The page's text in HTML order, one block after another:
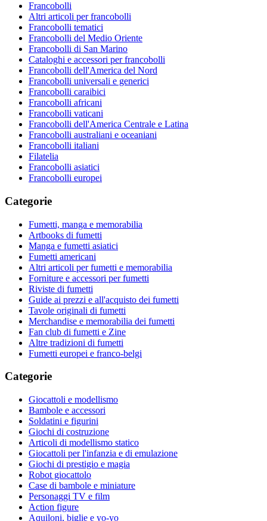
Francobolli
Altri articoli per francobolli
Francobolli tematici
Francobolli del Medio Oriente
Francobolli di San Marino
Cataloghi e accessori per francobolli
Francobolli dell'America del Nord
Francobolli universali e generici
Francobolli caraibici
Francobolli africani
Francobolli vaticani
Francobolli dell'America Centrale e Latina
Francobolli australiani e oceaniani
Francobolli italiani
Filatelia
Francobolli asiatici
Francobolli europei
Categorie
Fumetti, manga e memorabilia
Artbooks di fumetti
Manga e fumetti asiatici
Fumetti americani
Altri articoli per fumetti e memorabilia
Forniture e accessori per fumetti
Riviste di fumetti
Guide ai prezzi e all'acquisto dei fumetti
Tavole originali di fumetti
Merchandise e memorabilia dei fumetti
Fan club di fumetti e Zine
Altre tradizioni di fumetti
Fumetti europei e franco-belgi
Categorie
Giocattoli e modellismo
Bambole e accessori
Soldatini e figurini
Giochi di costruzione
Articoli di modellismo statico
Giocattoli per l'infanzia e di emulazione
Giochi di prestigio e magia
Robot giocattolo
Case di bambole e miniature
Personaggi TV e film
Action figure
Aquiloni, biglie e yo-yo